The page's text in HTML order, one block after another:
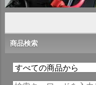
商品検索